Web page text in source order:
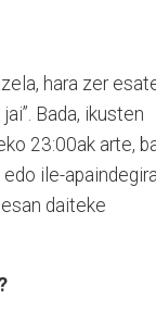
hara zer
Bada, ikusten
23:00ak arte,
ile-apaindegira
daiteke